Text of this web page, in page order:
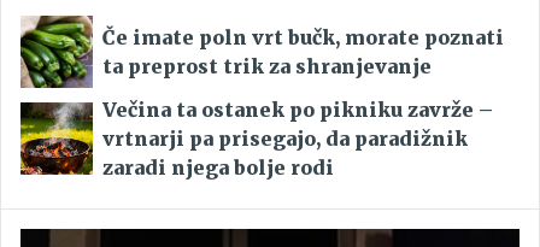
Če imate poln vrt bučk, morate poznati
ta preprost trik za shranjevanje
Večina ta ostanek po pikniku zavrže –
vrtnarji pa prisegajo, da paradižnik
zaradi njega bolje rodi